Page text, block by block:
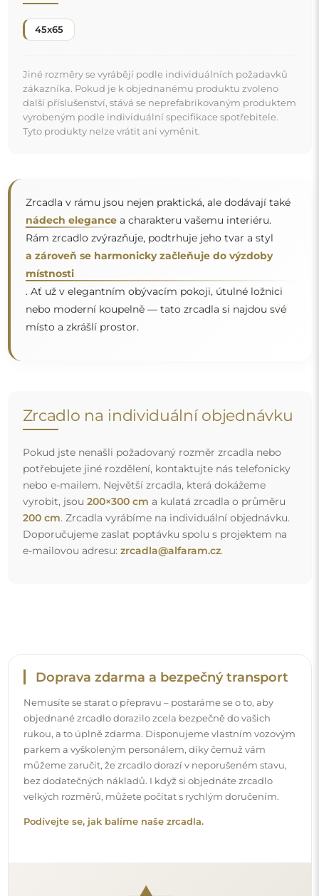
. Ať už v elegantním obývacím pokoji, útulné ložnici
nebo moderní koupelně — tato zrcadla si najdou své
místo a zkrášlí prostor.
Zrcadlo na individuální objednávku
nebo e-mailem. Největší zrcadla, která dokážeme
vyrobit, jsou
200×300 cm
a kulatá zrcadla o průměru
200 cm. Zrcadla vyrábíme na individuální objednávku.
Doporučujeme zaslat poptávku spolu s projektem na
e-mailovou adresu:zrcadla@alfaram.cz.
Nemusíte se starat o přepravu – postaráme se o to, aby
objednané zrcadlo dorazilo zcela bezpečně do vašich
rukou, a to úplně zdarma. Disponujeme vlastním vozovým
parkem a vyškoleným personálem, díky čemuž vám
můžeme zaručit, že zrcadlo dorazí v neporušeném stavu,
bez dodatečných nákladů. I když si objednáte zrcadlo
velkých rozměrů, můžete počítat s rychlým doručením.
Podívejte se, jak balíme naše zrcadla.
Snadná montáž
Zajišťujeme výrobu a dodání zrcadel, zatímco montáž je
na vaší straně. Vzhledem ke specifičnosti každého prostoru
nenabízíme standardní montážní příslušenství. To vám
nejlépe vyhovují vašim stěnám a potřebám.